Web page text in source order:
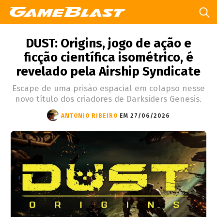
DUST: Origins, jogo de ação e
ficção científica isométrico, é
revelado pela Airship Syndicate
Escape de uma prisão espacial em colapso nesse
novo título dos criadores de Darksiders Genesis.
ANTONIO RIBEIRO EM 27/06/2026